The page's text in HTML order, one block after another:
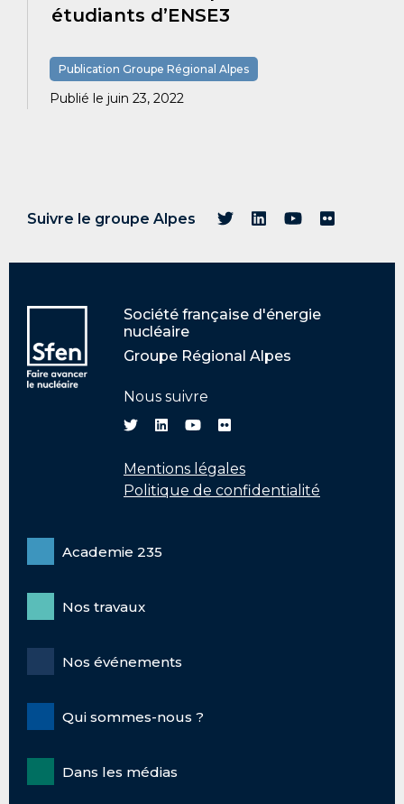
étudiants d’ENSE3
Publication Groupe Régional Alpes
Publié le juin 23, 2022
Suivre le groupe Alpes
Société française d'énergie
nucléaire
Groupe Régional Alpes
Nous suivre
Mentions légales
Politique de confidentialité
Academie 235
Nos travaux
Nos événements
Qui sommes-nous ?
Dans les médias